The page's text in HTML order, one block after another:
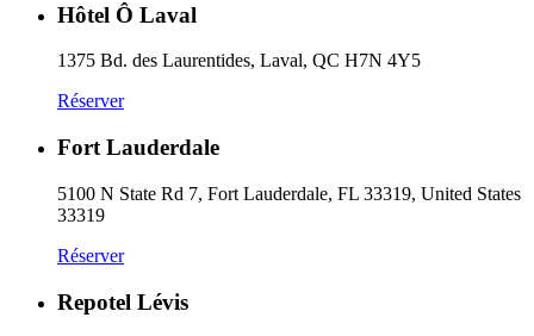
Hôtel Ô Laval
1375 Bd. des Laurentides, Laval, QC H7N 4Y5
Réserver
Fort Lauderdale
5100 N State Rd 7, Fort Lauderdale, FL 33319, United States
33319
Réserver
Repotel Lévis